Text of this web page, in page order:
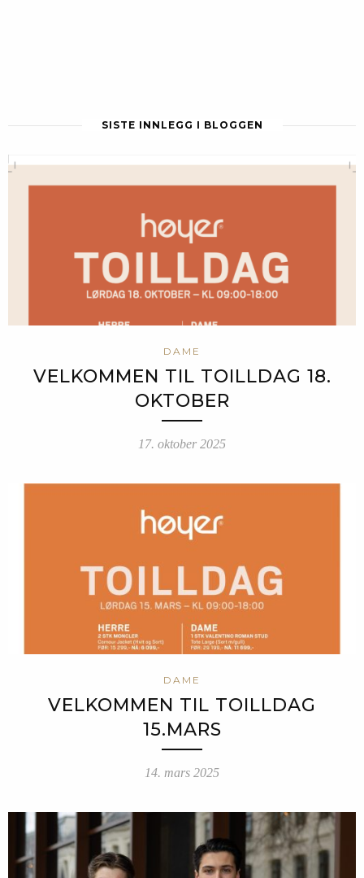
SISTE INNLEGG I BLOGGEN
DAME
VELKOMMEN TIL TOILLDAG 18.
OKTOBER
17. oktober 2025
DAME
VELKOMMEN TIL TOILLDAG
15.MARS
14. mars 2025